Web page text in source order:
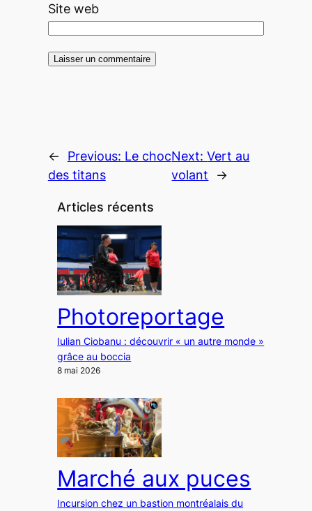
Site web
← Previous: Le choc
des titans
Next:Vert au
volant
→
Articles récents
Photoreportage
Iulian Ciobanu : découvrir « un autre monde »
grâce au boccia
8 mai 2026
Marché aux puces
Incursion chez un bastion montréalais du